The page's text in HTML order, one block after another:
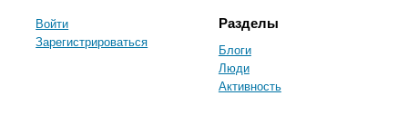
Войти
Зарегистрироваться
Разделы
Блоги
Люди
Активность